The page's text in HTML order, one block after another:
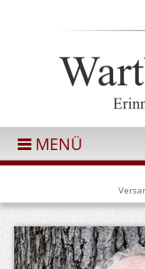
MENÜ